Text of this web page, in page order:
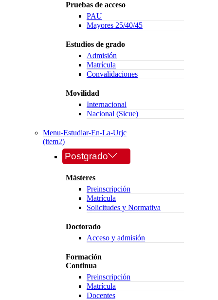
Pruebas de acceso
PAU
Mayores 25/40/45
Estudios de grado
Admisión
Matrícula
Convalidaciones
Movilidad
Internacional
Nacional (Sicue)
Menu-Estudiar-En-La-Urjc
(item2)
Postgrado
Másteres
Preinscripción
Matrícula
Solicitudes y Normativa
Doctorado
Acceso y admisión
Formación
Continua
Preinscripción
Matrícula
Docentes